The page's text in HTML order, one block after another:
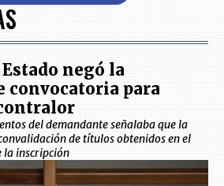
negó la
convocatoria para
del demandante señalaba que la
de títulos obtenidos en el
la inscripción